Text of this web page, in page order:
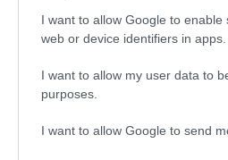
I want to allow Google to
web or device identifiers in apps.
I want to allow my user data to
purposes.
I want to allow Google to send
ΟΙΚΟΝΟΜΙΑ
NBG Pay:
για